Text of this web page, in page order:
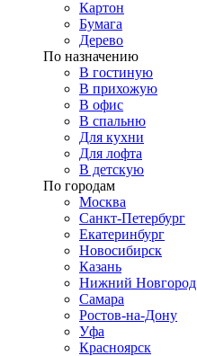
Картон
Бумага
Дерево
По назначению
В гостиную
В прихожую
В офис
В спальню
Для кухни
Для лофта
В детскую
По городам
Москва
Санкт-Петербург
Екатеринбург
Новосибирск
Казань
Нижний Новгород
Самара
Ростов-на-Дону
Уфа
Красноярск